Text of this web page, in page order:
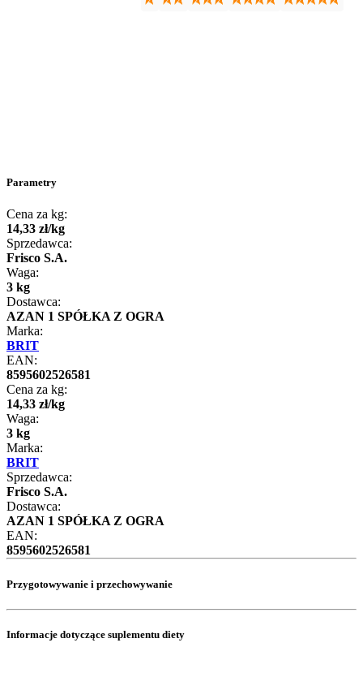
Parametry
Cena za kg:
14,33 zł/kg
Sprzedawca:
Frisco S.A.
Waga:
3 kg
Dostawca:
AZAN 1 SPÓŁKA Z OGRA
Marka:
BRIT
EAN:
8595602526581
Cena za kg:
14,33 zł/kg
Waga:
3 kg
Marka:
BRIT
Sprzedawca:
Frisco S.A.
Dostawca:
AZAN 1 SPÓŁKA Z OGRA
EAN:
8595602526581
Przygotowywanie i przechowywanie
Informacje dotyczące suplementu diety